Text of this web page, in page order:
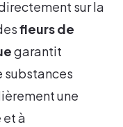
sur la
fleurs de
garantit
substances
une
à